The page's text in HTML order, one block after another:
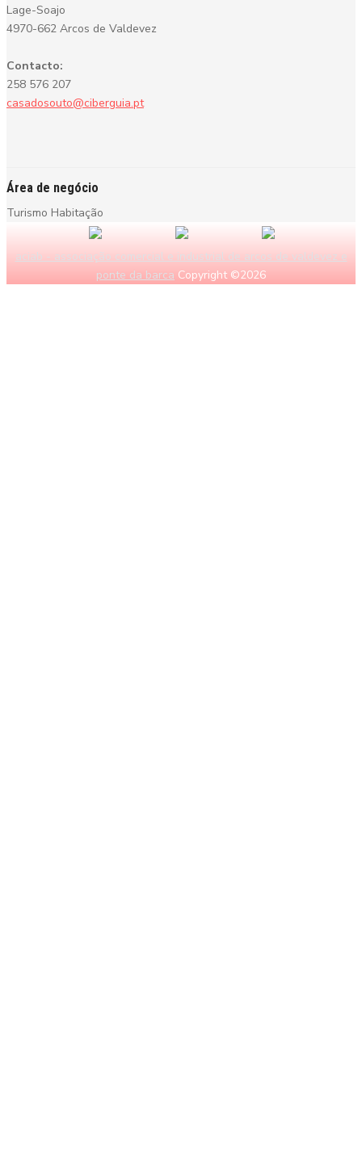
Lage-Soajo
4970-662 Arcos de Valdevez
Contacto:
258 576 207
casadosouto@ciberguia.pt
Área de negócio
Turismo Habitação
aciab - associação comercial e industrial de arcos de valdevez e
ponte da barca Copyright ©2026